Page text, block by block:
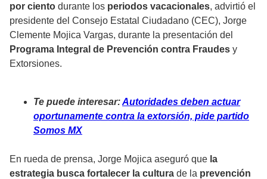
por ciento durante los periodos vacacionales, advirtió el
presidente del Consejo Estatal Ciudadano (CEC), Jorge
Clemente Mojica Vargas, durante la presentación del
Programa Integral de Prevención contra Fraudes y
Extorsiones.
Te puede interesar:Autoridades deben actuar
oportunamente contra la extorsión, pide partido
Somos MX
En rueda de prensa, Jorge Mojica aseguró que la
estrategia busca fortalecer la cultura de la prevención